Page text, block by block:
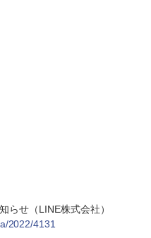
らせ（LINE株式会社）
2022/4131